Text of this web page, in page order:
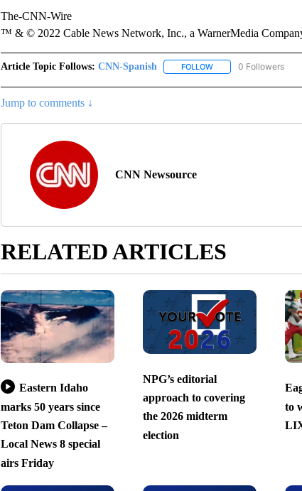
The-CNN-Wire
™ & © 2022 Cable News Network, Inc., a WarnerMedia
Article Topic Follows: CNN-Spanish FOLLOWFOLLOW "CNN-
0 Followers
Jump to comments ↓
CNN Newsource
RELATED ARTICLES
Eastern Idaho
marks 50 years since
Teton Dam Collapse –
Local News 8 special
airs Friday
NPG’s editorial
approach to covering
the 2026 midterm
election
to